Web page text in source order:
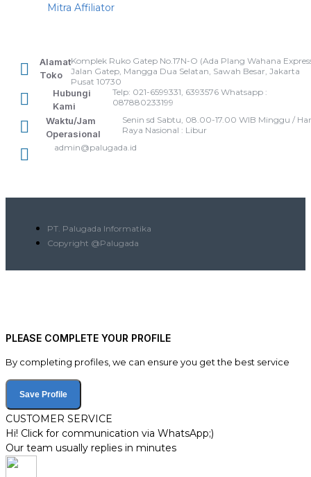
Mitra Affiliator
Alamat
Toko
Komplek Ruko Gatep No.17N-O (Ada Plang Wahana
Jalan Gatep, Mangga Dua Selatan, Sawah Besar, Jakarta
Pusat 10730
Hubungi
Kami
Telp: 021-6599331, 6393576 Whatsapp :
087880233199
Waktu/Jam
Operasional
Senin sd Sabtu, 08.00-17.00 WIB Minggu /
Raya Nasional : Libur
admin@palugada.id
PT. Palugada Informatika
Copyright @Palugada
PLEASE COMPLETE YOUR PROFILE
By completing profiles, we can ensure you get the best service
Save Profile
CUSTOMER SERVICE
Hi! Click for communication via WhatsApp;)
Our team usually replies in minutes